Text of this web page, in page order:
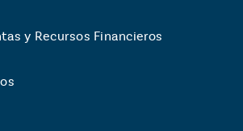
y Recursos Financieros